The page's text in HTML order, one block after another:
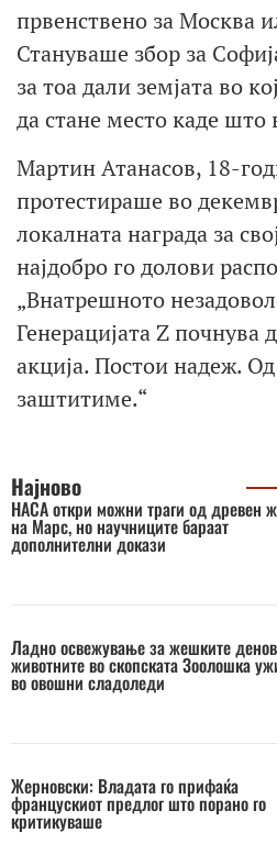
првенствено за Москва
Стануваше збор за
за тоа дали земјата во
да стане место каде што
Мартин Атанасов, 18-
протестираше во
локалната награда за
најдобро го долови
„Внатрешното
Генерацијата Z почнува
акција. Постои надеж. Од
заштитиме.“
Најново
НАСА откри можни траги од древен
на Марс, но научниците бараат
дополнителни докази
Ладно освежување за жешките
животните во скопската Зоолошка
во овошни сладоледи
Жерновски: Владата го прифаќа
францускиот предлог што порано го
критикуваше